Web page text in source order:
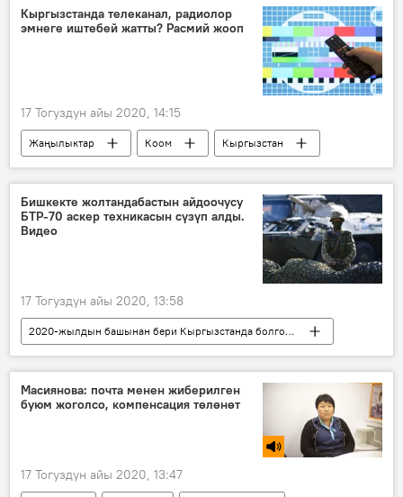
оору
жуктуруу
медик
Коронавируска байланыштуу Кыргызстандагы кырдаал
Кыргызстанда телеканал, радиолор
эмнеге иштебей жатты? Расмий жооп
17 Тогуздун айы 2020, 14:15
Жаңылыктар Коом
Кыргызстан
профилактика
телеканал
оңдоо
тазалоо
эфир Радио
Бишкекте жолтандабастын айдоочусу
БТР-70 аскер техникасын сүзүп алды.
Видео
17 Тогуздун айы 2020, 13:58
2020-жылдын башынан бери Кыргызстанда болгон жол кырсыктар
Жаңылыктар
Кыргызстан
Окуялар
жолтандабас кырсык
Масиянова: почта менен жиберилген
буюм жоголсо, компенсация төлөнөт
17 Тогуздун айы 2020, 13:47